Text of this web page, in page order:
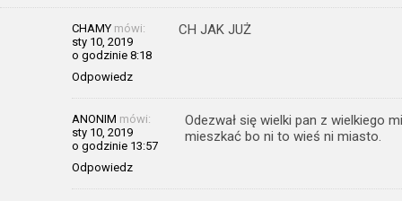
CHAMY mówi:
sty 10, 2019
o godzinie 8:18
Odpowiedz
CH JAK JUŻ
ANONIM mówi:
sty 10, 2019
o godzinie 13:57
Odpowiedz
Odezwał się wielki pan z wielkiego
mieszkać bo ni to wieś ni miasto.